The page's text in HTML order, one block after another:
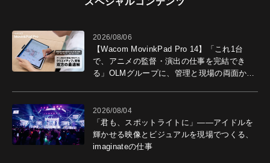
2026/08/06
【Wacom MovinkPad Pro 14】「これ1台
で、アニメの監督・演出の仕事を完結でき
る」OLMグループに、管理と現場の両面から
2026/08/04
「君も、スポットライトに」――アイドルを
輝かせる映像とビジュアルを現場でつくる、
imaginateの仕事